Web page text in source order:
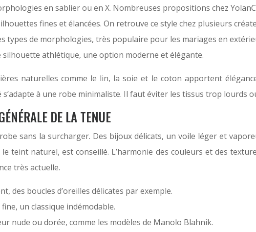
en sablier ou en X. Nombreuses propositions chez
fines et élancées. On retrouve ce style chez plusieurs
types de morphologies, très populaire pour les mariages en
silhouette athlétique, une option moderne et élégante.
naturelles comme le lin, la soie et le coton apportent
à une robe minimaliste. Il faut éviter les tissus trop lourds
DE LA TENUE
sans la surcharger. Des bijoux délicats, un voile léger et
teint naturel, est conseillé. L’harmonie des couleurs et des
très actuelle.
des boucles d’oreilles délicates par exemple.
un classique indémodable.
nude ou dorée, comme les modèles de Manolo Blahnik.